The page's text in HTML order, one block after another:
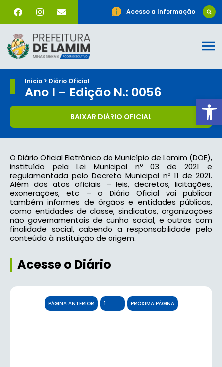
Acesso a Informação
Início > Diário Oficial
Ano I – Edição N.: 0056
BAIXAR DIÁRIO OFICIAL
O Diário Oficial Eletrônico do Município de Lamim (DOE),
instituído pela Lei Municipal nº 03 de 2021 e
regulamentada pelo Decreto Municipal nº 11 de 2021.
Além dos atos oficiais – leis, decretos, licitações,
exonerações, etc – o Diário Oficial vai publicar
também informes de órgãos e entidades públicas,
como entidades de classe, sindicatos, organizações
não governamentais de cunho social, e outros com
finalidade social, cabendo a responsabilidade pelo
conteúdo à instituição de origem.
Acesse o Diário
PÁGINA ANTERIOR PRÓXIMA PÁGINA